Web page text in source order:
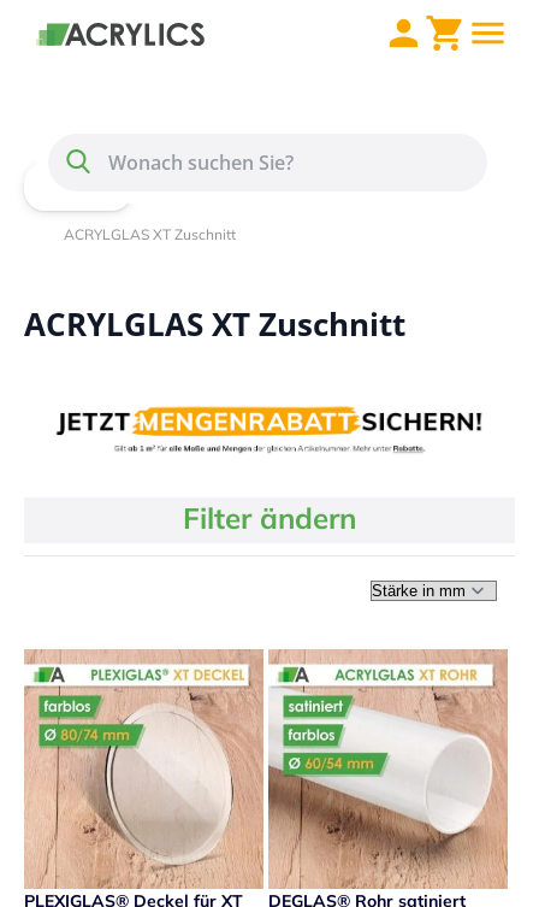
Menü
ACRYLGLAS XT Zuschnitt
ACRYLGLAS XT Zuschnitt
Filter ändern
PLEXIGLAS® Deckel für XT
DEGLAS® Rohr satiniert